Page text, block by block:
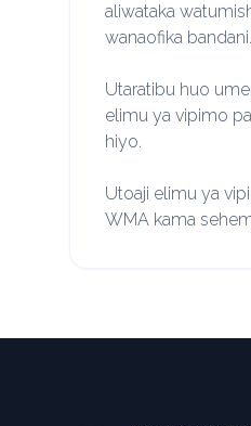
aliwataka
wanaofika bandani.
Utaratibu huo
elimu ya vipimo
hiyo.
Utoaji elimu ya
WMA kama